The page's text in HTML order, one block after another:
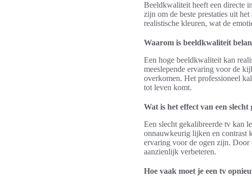
Beeldkwaliteit heeft een directe
zijn om de beste prestaties uit
realistische kleuren, wat de
Waarom is beeldkwaliteit
Een hoge beeldkwaliteit kan
meeslepende ervaring voor de
overkomen. Het professioneel
tot leven komt.
Wat is het effect van een
Een slecht gekalibreerde tv kan
onnauwkeurig lijken en contrast
ervaring voor de ogen zijn. Door
aanzienlijk verbeteren.
Hoe vaak moet je een tv